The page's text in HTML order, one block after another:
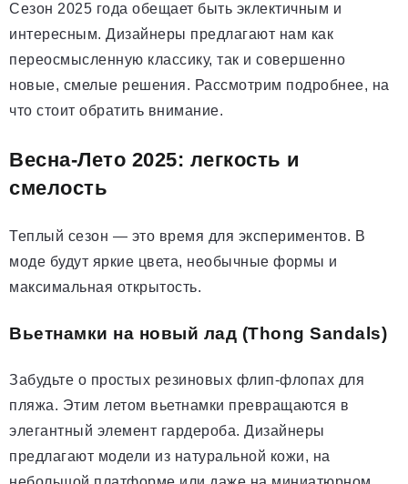
Сезон 2025 года обещает быть эклектичным и
интересным. Дизайнеры предлагают нам как
переосмысленную классику, так и совершенно
новые, смелые решения. Рассмотрим подробнее, на
что стоит обратить внимание.
Весна-Лето 2025: легкость и
смелость
Теплый сезон — это время для экспериментов. В
моде будут яркие цвета, необычные формы и
максимальная открытость.
Вьетнамки на новый лад (Thong Sandals)
Забудьте о простых резиновых флип-флопах для
пляжа. Этим летом вьетнамки превращаются в
элегантный элемент гардероба. Дизайнеры
предлагают модели из натуральной кожи, на